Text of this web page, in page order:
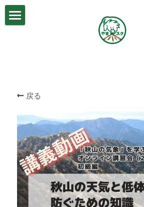
秋山の気象
冬山の気象
よくあるご質問
お問い合わせ
戻る
ストアカテゴリー
講義動画：春山の気象
講義動画：冬山の気象
講義動画：秋山の気象
講義動画：夏山の気象